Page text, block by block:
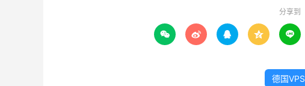
分享到
    
德国VPS